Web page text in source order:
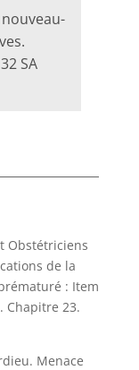
SA
Obstétriciens
de la
: Item
Chapitre 23.
Menace